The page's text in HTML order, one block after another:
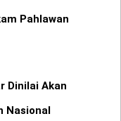
Pahlawan
Dinilai Akan
Nasional